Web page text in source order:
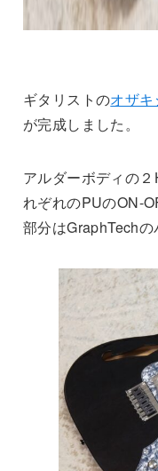
ギタリストのオザ
が完成しました。
アルダーボディの
れぞれのPUのON-
部分はGraphTechの